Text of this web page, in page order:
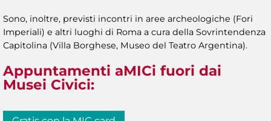
Sono, inoltre, previsti incontri in aree archeologiche (Fori
Imperiali) e altri luoghi di Roma a cura della Sovrintendenza
Capitolina (Villa Borghese, Museo del Teatro Argentina).
Appuntamenti aMICi fuori dai
Musei Civici: